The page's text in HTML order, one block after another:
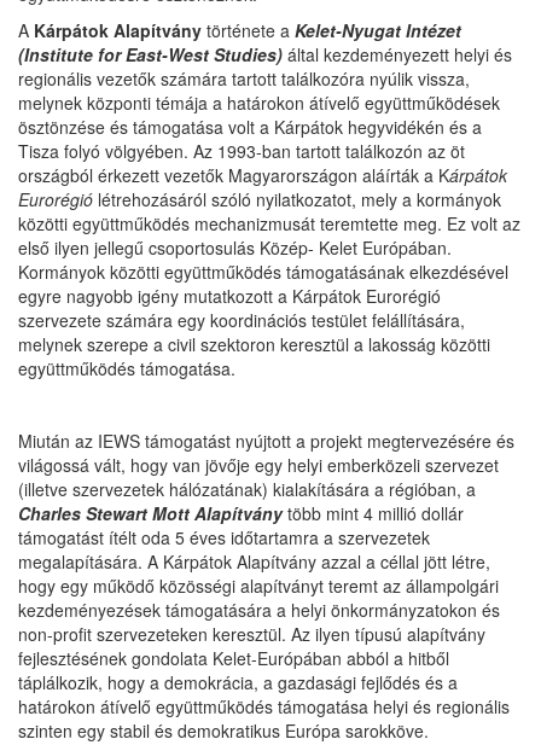
A Kárpátok Alapítvány története a Kelet-Nyugat Intézet
(Institute for East-West Studies) által kezdeményezett helyi és
regionális vezetők számára tartott találkozóra nyúlik vissza,
melynek központi témája a határokon átívelő együttműködések
ösztönzése és támogatása volt a Kárpátok hegyvidékén és a
Tisza folyó völgyében. Az 1993-ban tartott találkozón az öt
országból érkezett vezetők Magyarországon aláírták a Kárpátok
Eurorégió létrehozásáról szóló nyilatkozatot, mely a kormányok
közötti együttműködés mechanizmusát teremtette meg. Ez volt az
első ilyen jellegű csoportosulás Közép- Kelet Európában.
Kormányok közötti együttműködés támogatásának elkezdésével
egyre nagyobb igény mutatkozott a Kárpátok Eurorégió
szervezete számára egy koordinációs testület felállítására,
melynek szerepe a civil szektoron keresztül a lakosság közötti
együttműködés támogatása.
Miután az IEWS támogatást nyújtott a projekt megtervezésére és
világossá vált, hogy van jövője egy helyi emberközeli szervezet
(illetve szervezetek hálózatának) kialakítására a régióban, a
Charles Stewart Mott Alapítvány több mint 4 millió dollár
támogatást ítélt oda 5 éves időtartamra a szervezetek
megalapítására. A Kárpátok Alapítvány azzal a céllal jött létre,
hogy egy működő közösségi alapítványt teremt az állampolgári
kezdeményezések támogatására a helyi önkormányzatokon és
non-profit szervezeteken keresztül. Az ilyen típusú alapítvány
fejlesztésének gondolata Kelet-Európában abból a hitből
táplálkozik, hogy a demokrácia, a gazdasági fejlődés és a
határokon átívelő együttműködés támogatása helyi és regionális
szinten egy stabil és demokratikus Európa sarokköve.